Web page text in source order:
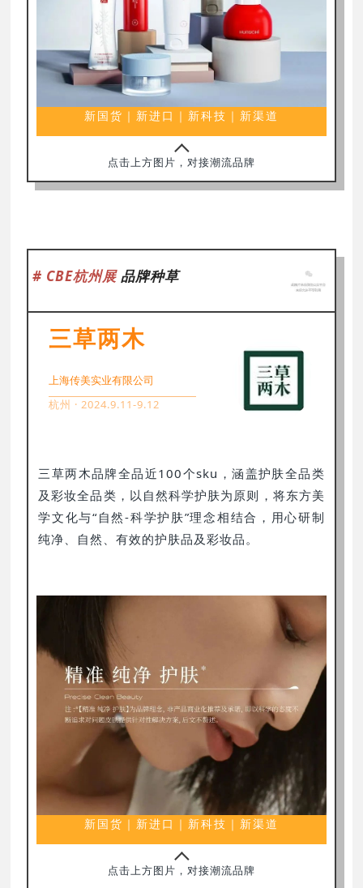
新国货｜新进口｜新科技｜新渠道
点击上方图片，对接潮流品牌
# CBE杭州展 品牌种草
三草两木
上海传美实业有限公司
杭州 · 2024.9.11-9.12
三草两木品牌全品近100个sku，涵盖护肤全品类
及彩妆全品类，以自然科学护肤为原则，将东方美
学文化与“自然-科学护肤”理念相结合，用心研制
纯净、自然、有效的护肤品及彩妆品。
新国货｜新进口｜新科技｜新渠道
点击上方图片，对接潮流品牌